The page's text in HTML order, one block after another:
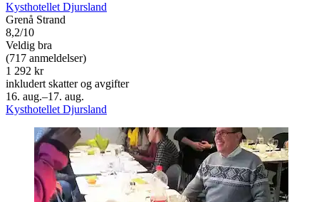
Kysthotellet Djursland
Grenå Strand
8,2/10
Veldig bra
(717 anmeldelser)
1 292 kr
inkludert skatter og avgifter
16. aug.–17. aug.
Kysthotellet Djursland